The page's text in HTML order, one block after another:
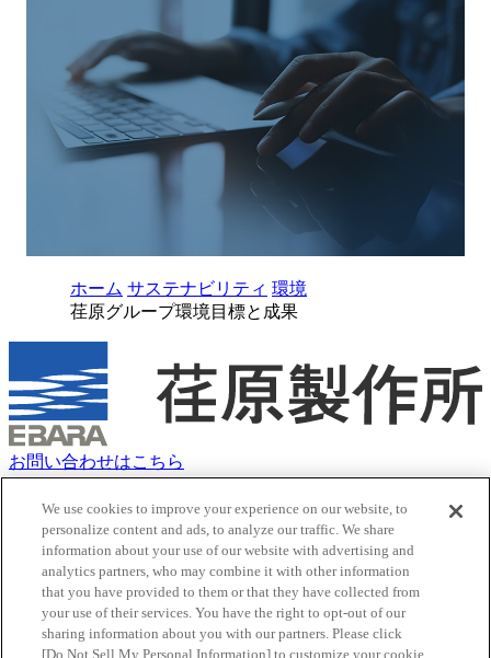
ホーム サステナビリティ 環境
荏原グループ環境目標と成果
お問い合わせはこちら
クッキーポリシー
サイトマップ
サイトのご利用にあたって
荏原グループ 個人情報保護方針（プライバシーポリシー）
ソーシャルメディアポリシー
ウェブアクセシビリティポリシー
Youtube 新しいタブで開く
新しいタブで開く
We use cookies to improve your experience on our website, to
personalize content and ads, to analyze our traffic. We share
information about your use of our website with advertising and
analytics partners, who may combine it with other information
that you have provided to them or that they have collected from
your use of their services. You have the right to opt-out of our
sharing information about you with our partners. Please click
[Do Not Sell My Personal Information] to customize your cookie